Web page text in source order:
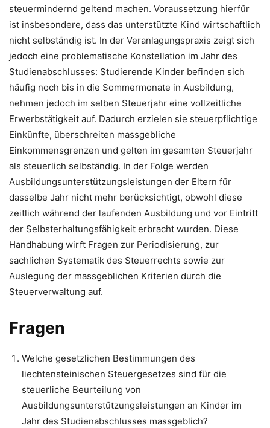
steuermindernd geltend machen. Voraussetzung hierfür
ist insbesondere, dass das unterstützte Kind wirtschaftlich
nicht selbständig ist. In der Veranlagungspraxis zeigt sich
jedoch eine problematische Konstellation im Jahr des
Studienabschlusses: Studierende Kinder befinden sich
häufig noch bis in die Sommermonate in Ausbildung,
nehmen jedoch im selben Steuerjahr eine vollzeitliche
Erwerbstätigkeit auf. Dadurch erzielen sie steuerpflichtige
Einkünfte, überschreiten massgebliche
Einkommensgrenzen und gelten im gesamten Steuerjahr
als steuerlich selbständig. In der Folge werden
Ausbildungsunterstützungsleistungen der Eltern für
dasselbe Jahr nicht mehr berücksichtigt, obwohl diese
zeitlich während der laufenden Ausbildung und vor Eintritt
der Selbsterhaltungsfähigkeit erbracht wurden. Diese
Handhabung wirft Fragen zur Periodisierung, zur
sachlichen Systematik des Steuerrechts sowie zur
Auslegung der massgeblichen Kriterien durch die
Steuerverwaltung auf.
Fragen
Welche gesetzlichen Bestimmungen des
liechtensteinischen Steuergesetzes sind für die
steuerliche Beurteilung von
Ausbildungsunterstützungsleistungen an Kinder im
Jahr des Studienabschlusses massgeblich?